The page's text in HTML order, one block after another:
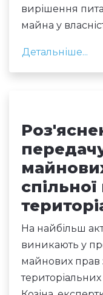
вирішення
майна у
Детальніше...
спільної
На найбільш
виникають у
майнових прав